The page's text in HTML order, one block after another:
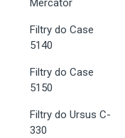
Mercator
Filtry do Case
5140
Filtry do Case
5150
Filtry do Ursus C-
330